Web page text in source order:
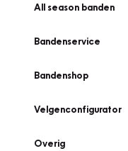
All season banden
Bandenservice
Bandenshop
Velgenconfigurator
Overig